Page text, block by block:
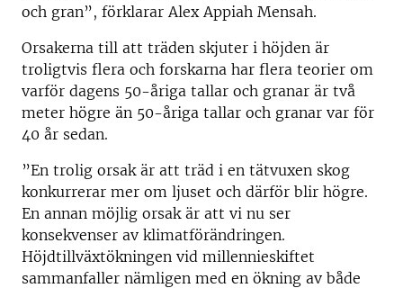
och gran”, förklarar Alex Appiah Mensah.
Orsakerna till att träden skjuter i höjden är
troligtvis flera och forskarna har flera teorier om
varför dagens 50-åriga tallar och granar är två
meter högre än 50-åriga tallar och granar var för
40 år sedan.
”En trolig orsak är att träd i en tätvuxen skog
konkurrerar mer om ljuset och därför blir högre.
En annan möjlig orsak är att vi nu ser
konsekvenser av klimatförändringen.
Höjdtillväxtökningen vid millennieskiftet
sammanfaller nämligen med en ökning av både